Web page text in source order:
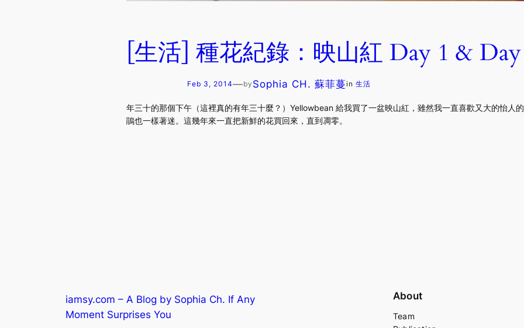
[生活] 種花紀錄：映山紅 Day 1 &
Feb 3, 2014—by Sophia CH. 蘇菲蔓in 生活
年三十的那個下午（這裡真的有年三十麼？）Yellowbean 給我買了一盆映山紅，雖然我一直喜歡又大的怡人
鵑也一樣著迷。這幾年來一直把新鮮的花買回來，直到凋零。
iamsy.com – A Blog by Sophia Ch. If Any
Moment Surprises You
About
Team